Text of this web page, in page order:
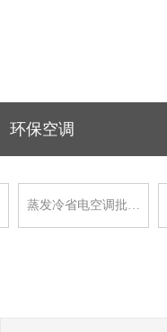
环保空调
蒸发冷省电空调批…